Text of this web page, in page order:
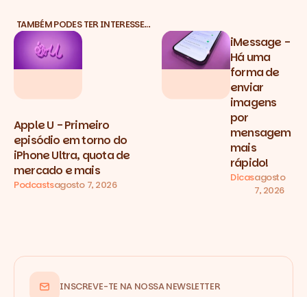
TAMBÉM PODES TER INTERESSE…
Apple U - Primeiro
episódio em torno do
iPhone Ultra, quota de
mercado e mais
Podcastsagosto 7, 2026
iMessage -
Há uma
forma de
enviar
imagens
por
mensagem
mais
rápido!
Dicasagosto
7, 2026
INSCREVE-TE NA NOSSA NEWSLETTER